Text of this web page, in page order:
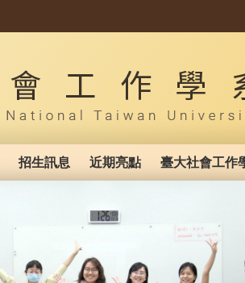
招生訊息 近期亮點 臺大社會工作